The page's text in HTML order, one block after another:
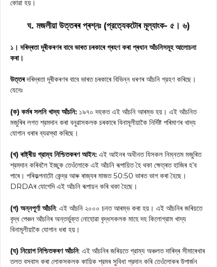
কোৱা হয়।
ঘ. মজলীয়া উত্তৰৰ প্ৰশ্নঃ (প্রত্যেকটোৰ মূল্যাংক- ৫। ৬)
১। দৰিদ্ৰতা দূৰীকৰণৰ বাবে ভাৰত চৰকাৰে গ্ৰহণ কৰা প্ৰধান আঁচনিসমূহ আলোচনা
কৰা।
উত্তৰদৰিদ্ৰতা দূৰীকৰণৰ বাবে ভাৰত চৰকাৰে বিভিন্ন ধৰণৰ আঁচনি গ্রহণ কৰিছে।
যেনেঃ
(ক) কৰ্মৰ সলনি খাদ্য আঁচনি: ১৯৭০ দহকত এই আঁচনি আৰম্ভ হয়। এই আঁচনিত
মজুৰিৰ লগত শ্রমদান কৰা বনুৱাসকলক চৰকাৰে বিনামূলীয়াকৈ নির্দিষ্ট পৰিমাণৰ খাদ্য
যোগান ধৰাৰ ব্যৱস্থা কৰিছে।
(খ) ৰাষ্ট্ৰীয় গ্রাম্য নিশ্চিতকৰণ আইন: এই আইনৰ অধীনত যিসকল নিম্নতম মজুৰিত
শ্রমদান কৰিবলৈ ইচ্ছুক তেওঁলোকে এই আঁচনি ৰূপায়িত হৈ থকা ক্ষেত্ৰত হাজিৰ হ’ব
পাৰে। পৰিকল্পনাটো কেন্দ্র আৰু ৰাজ্যৰ মাজত 50:50 ভাৰত ভাগ কৰা হৈছে।
DRDAৰ যোগেদি এই আঁচনি ৰূপায়ন কৰি থকা হৈছে।
(গ) অন্নপূর্ণা আঁচনি: এই আঁচনি ২০০০ চনত আৰম্ভ কৰা হয়। এই আঁচনিৰ জৰিয়তে
বৃদ্ধ পেঞ্চন আঁচনিৰ অন্তর্ভুক্ত নোহোৱা বৃদ্ধসকলক মাহে দহ কিলোগ্রাম খাদ্য
বিনামূলীয়াকৈ যোগান ধৰা হয়।
(ঘ) নিয়োগ নিশ্চিতকৰণ আঁচনি: এই আঁচনিৰ জৰিয়তে গ্রাম্য অঞ্চলত দাৰিদ্ৰ সীমাৰেখাৰ
তলত বসবাস কৰা লোকসকলক কায়িক শ্রমৰ সুবিধা প্রদান কৰি তেওঁলোকৰ উপাৰ্জন